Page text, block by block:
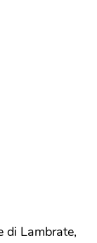
di Lambrate,